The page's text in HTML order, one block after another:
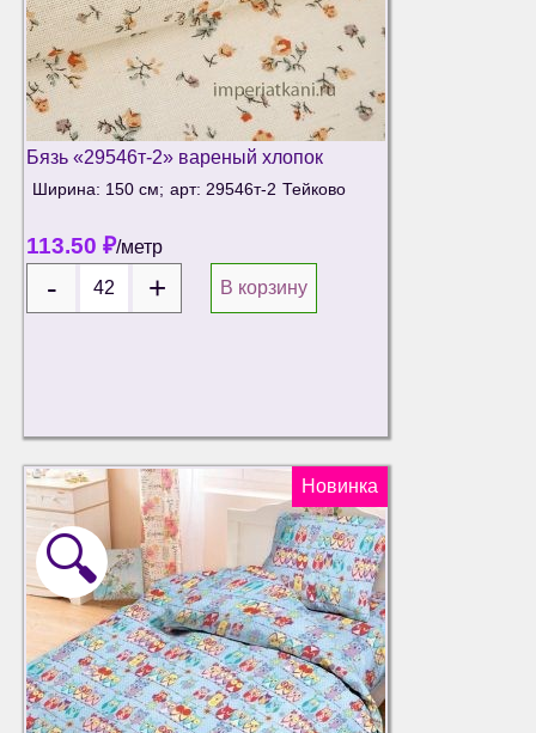
Бязь «29546т-2» вареный хлопок
Ширина: 150 см; арт: 29546т-2 Тейково
113.50 ₽/метр
В корзину
🔍
Новинка